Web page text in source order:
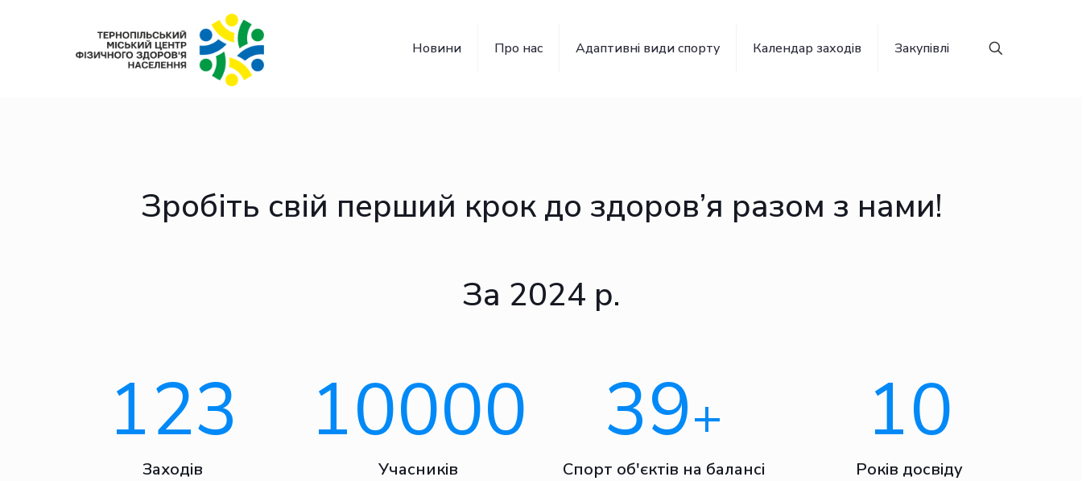
Новини Про нас Адаптивні види спорту Календар заходів Закупівлі
Зробіть свій перший крок до здоров’я разом з нами!
За 2024 р.
123
Заходів
10000
Учасників
39+
Спорт об'єктів на балансі
10
Років досвіду